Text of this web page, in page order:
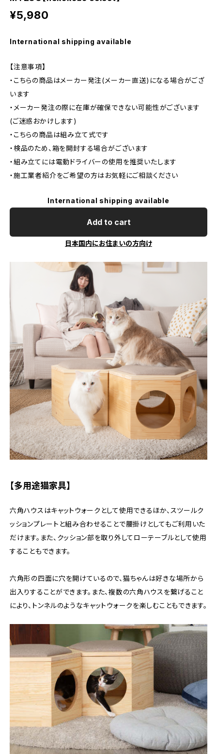
¥5,980
International shipping available
【注意事項】
・こちらの商品はメーカー発注(メーカー直送)になる場合がござ
います
・メーカー発注の際に在庫が確保できない可能性がございます
(ご迷惑おかけします)
・こちらの商品は組み立て式です
・検品のため、箱を開封する場合がございます
・組み立てには電動ドライバーの使用を推奨いたします
・施工業者紹介をご希望の方はお気軽にご相談ください
International shipping available
Add to cart
日本国内にお住まいの方向け
【多用途猫家具】
六角ハウスはキャットウォークとして使用できるほか、スツールク
ッションプレートと組み合わせることで腰掛けとしてもご利用いた
だけます。また、クッション部を取り外してローテーブルとして使用
することもできます。
六角形の四面に穴を開けているので、猫ちゃんは好きな場所から
出入りすることができます。また、複数の六角ハウスを繋げること
により、トンネルのようなキャットウォークを楽しむこともできます。